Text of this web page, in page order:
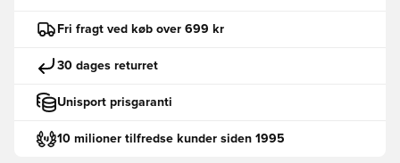
Fri fragt ved køb over 699 kr
30 dages returret
Unisport prisgaranti
10 milioner tilfredse kunder siden 1995